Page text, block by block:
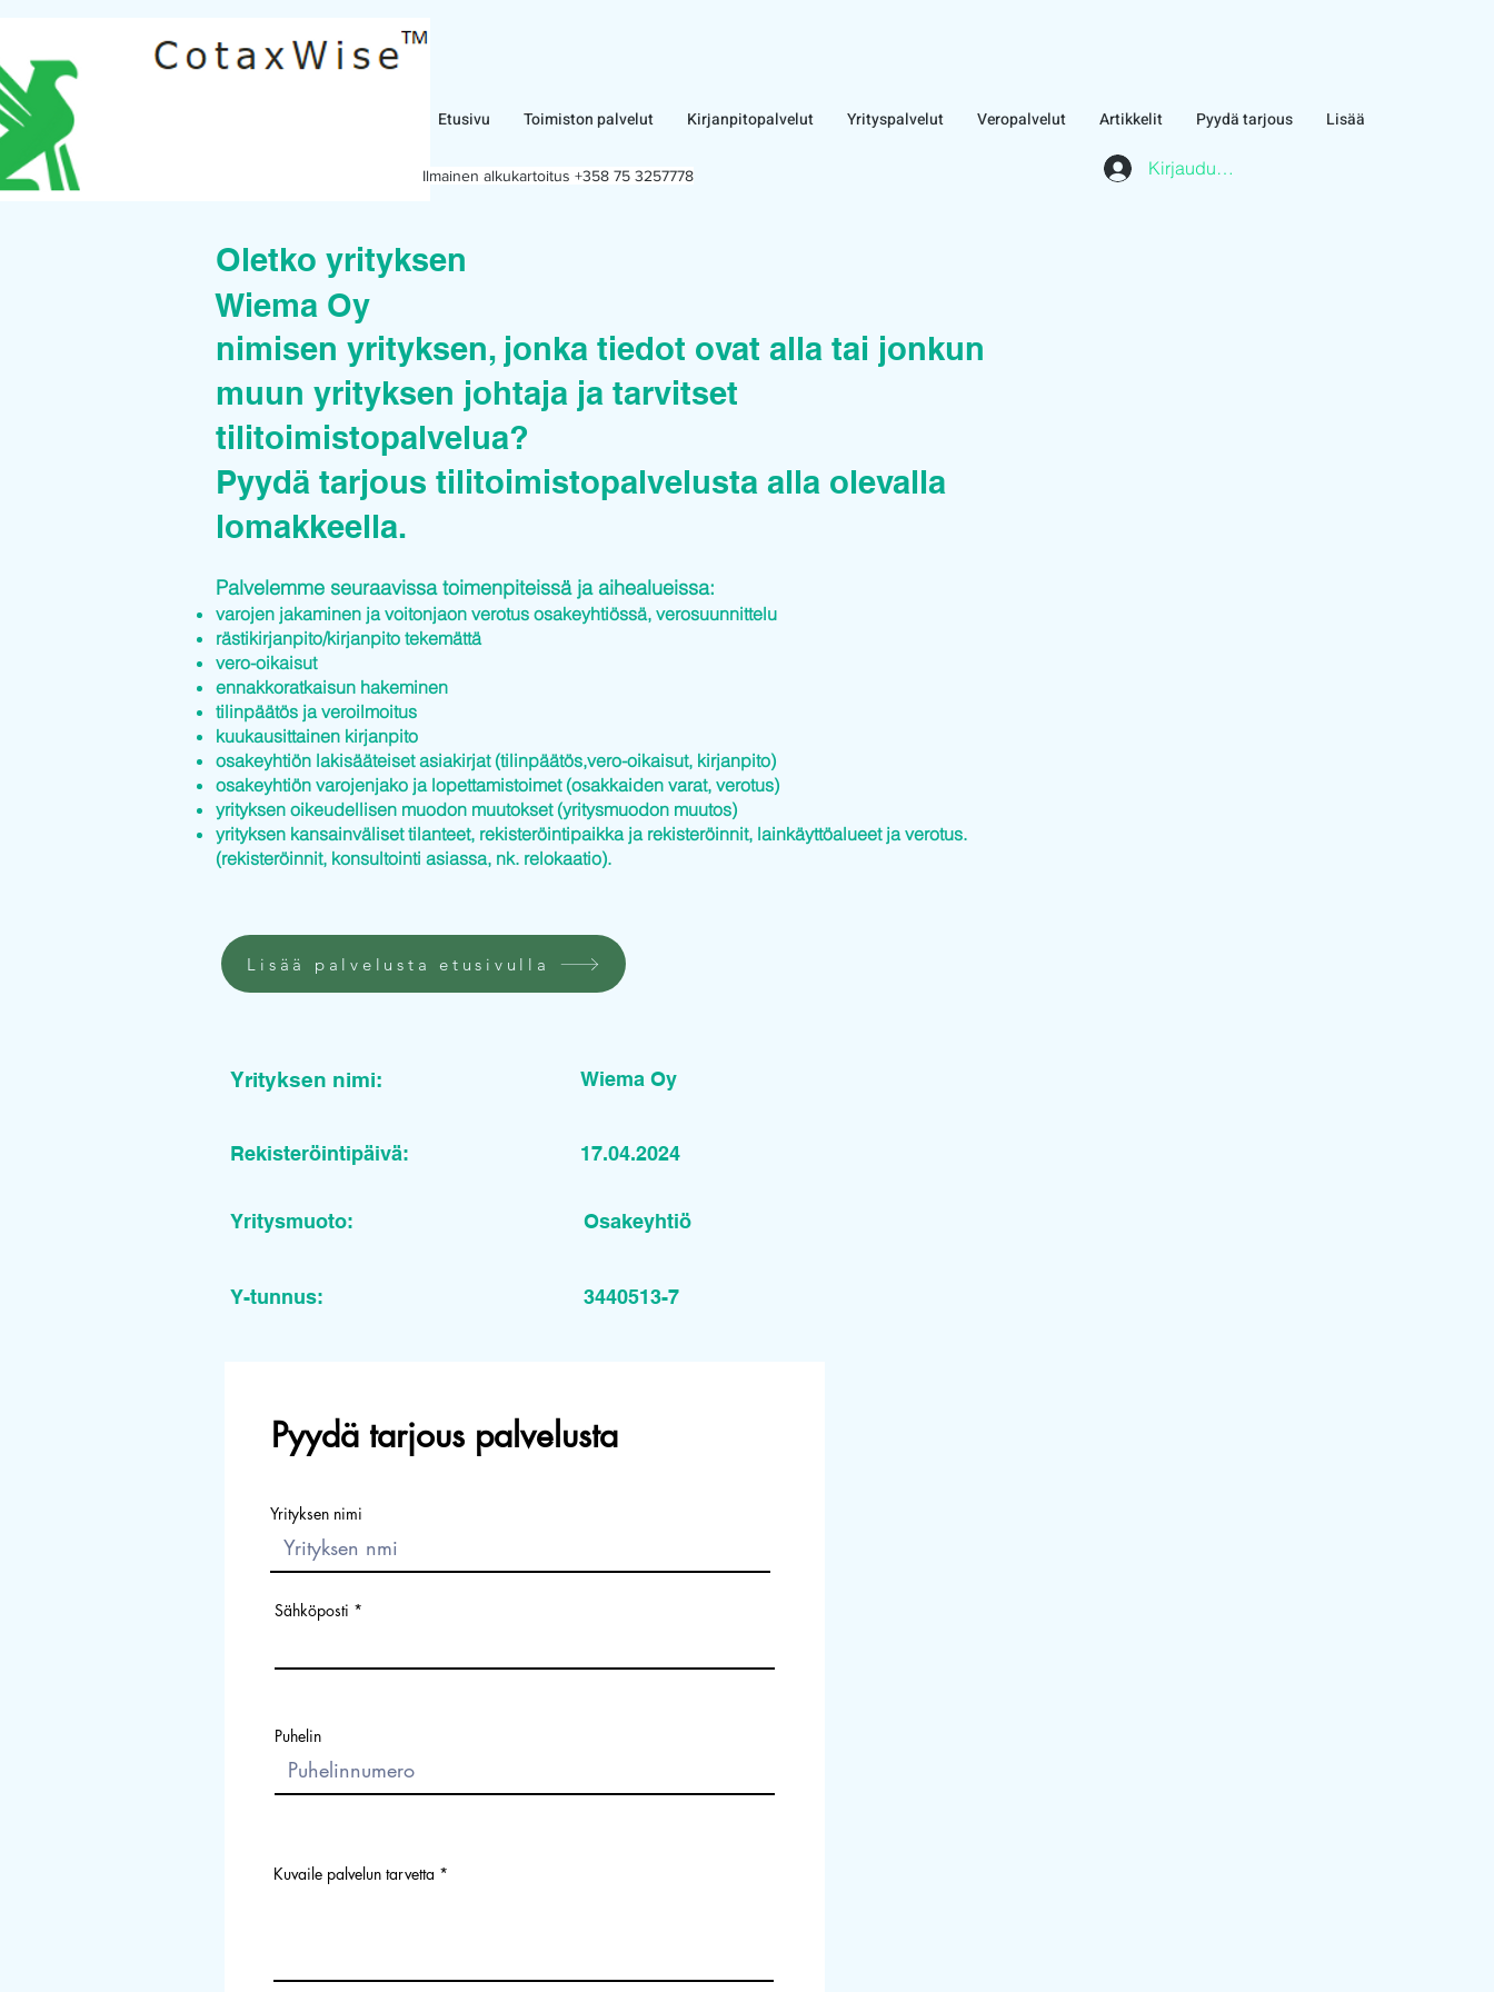
Etusivu Toimiston palvelut Kirjanpitopalvelut Yrityspalvelut Veropalvelut Artikkelit Pyydä tarjous Lisää
Kirjaudu asiakasalueelle
Ilmainen alkukartoitus +358 75 3257778
Oletko yrityksen
nimisen yrityksen, jonka tiedot ovat alla tai jonkun
muun yrityksen johtaja ja tarvitset
tilitoimistopalvelua?
Pyydä tarjous tilitoimistopalvelusta alla olevalla
lomakkeella.
Palvelemme seuraavissa toimenpiteissä ja aihealueissa:
varojen jakaminen ja voitonjaon verotus osakeyhtiössä, verosuunnittelu
rästikirjanpito/kirjanpito tekemättä
vero-oikaisut
ennakkoratkaisun hakeminen
tilinpäätös ja veroilmoitus
kuukausittainen kirjanpito
osakeyhtiön lakisääteiset asiakirjat (tilinpäätös,vero-oikaisut, kirjanpito)
osakeyhtiön varojenjako ja lopettamistoimet (osakkaiden varat, verotus)
yrityksen oikeudellisen muodon muutokset (yritysmuodon muutos)
yrityksen kansainväliset tilanteet, rekisteröintipaikka ja rekisteröinnit, lainkäyttöalueet ja verotus.
(rekisteröinnit, konsultointi asiassa, nk. relokaatio).
Wiema Oy
Lisää palvelusta etusivulla
Yrityksen nimi: Wiema Oy
Rekisteröintipäivä: 17.04.2024
Yritysmuoto: Osakeyhtiö
Y-tunnus: 3440513-7
Pyydä tarjous palvelusta
Yrityksen nimi
Sähköposti
Puhelin
Kuvaile palvelun tarvetta